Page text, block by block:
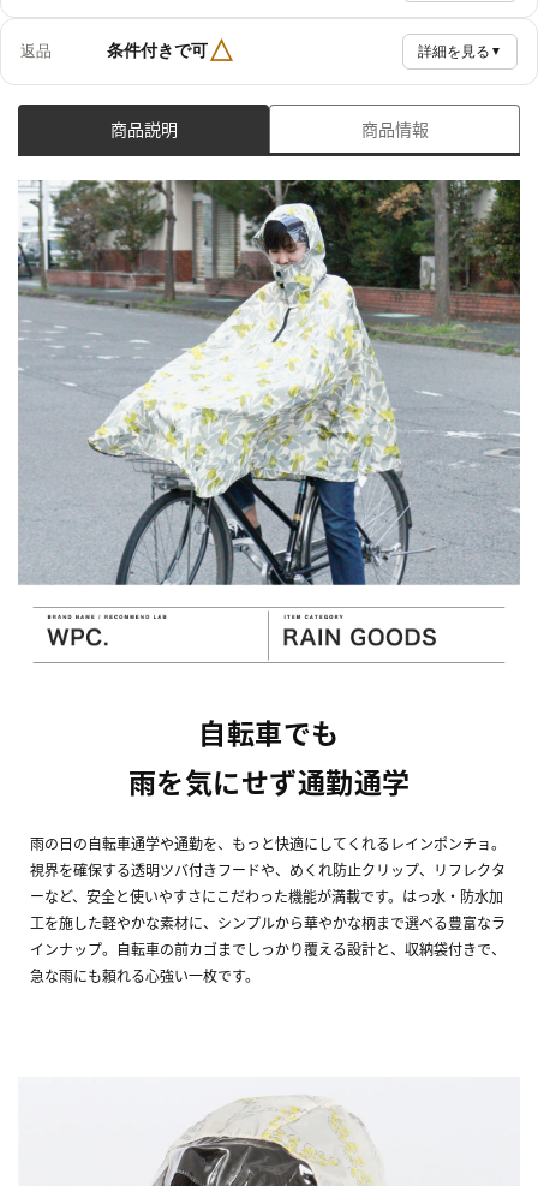
返品 条件付きで可△ 詳細を見る ▼
商品説明 商品情報
自転車でも
雨を気にせず通勤通学
雨の日の自転車通学や通勤を、もっと快適にしてくれるレインポンチョ。
視界を確保する透明ツバ付きフードや、めくれ防止クリップ、リフレクタ
ーなど、安全と使いやすさにこだわった機能が満載です。はっ水・防水加
工を施した軽やかな素材に、シンプルから華やかな柄まで選べる豊富なラ
インナップ。自転車の前カゴまでしっかり覆える設計と、収納袋付きで、
急な雨にも頼れる心強い一枚です。